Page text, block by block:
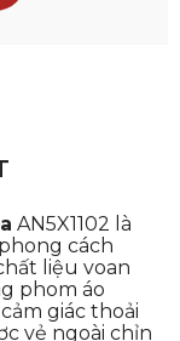
AN5X1102 là
cách
liệu voan
phom áo
giác thoải
vẻ ngoài chỉn